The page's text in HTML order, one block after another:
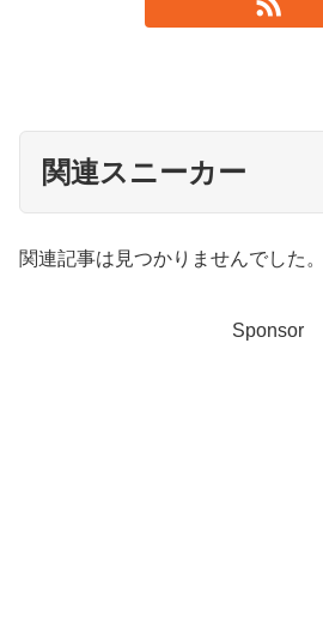
関連スニーカー
関連記事は見つかりませんでした。
Sponsor